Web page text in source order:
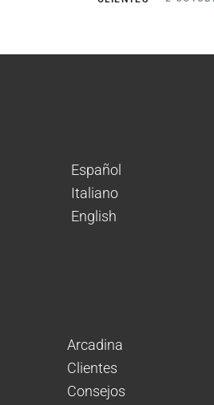
Español
Italiano
English
Arcadina
Clientes
Consejos